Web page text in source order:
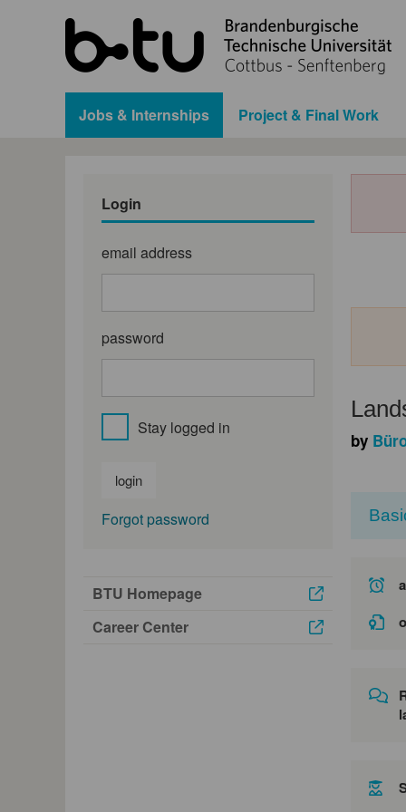
Jobs & Internships Project & Final Work
Login
email address
password
Stay logged in
login
Forgot password
BTU Homepage
Career Center
by